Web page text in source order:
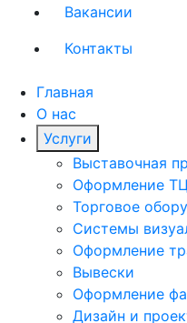
Вакансии
Контакты
Главная
О нас
Услуги
Выставочная
Оформление
Торговое
Системы
Оформление
Вывески
Оформление
Дизайн и